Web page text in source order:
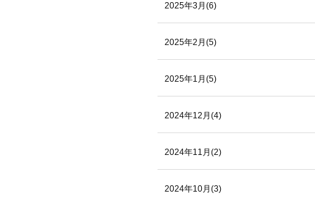
2025年3月(6)
2025年2月(5)
2025年1月(5)
2024年12月(4)
2024年11月(2)
2024年10月(3)